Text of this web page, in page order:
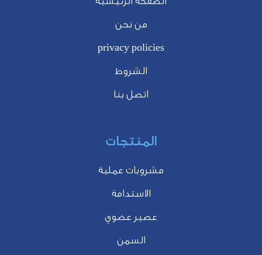
من نحن
privacy policies
الشروط
اتصل بنا
المنتجات
مشروبات عملية
الاستدامة
عصير عضوي
السمن